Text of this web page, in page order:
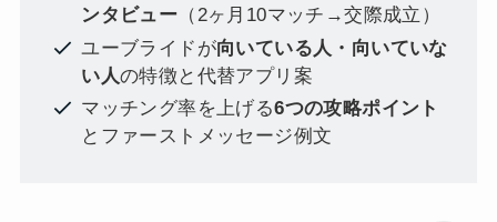
ンタビュー （2ヶ月10マッチ→交際成立）
ユーブライドが向いている人・向いていな
い人の特徴と代替アプリ案
マッチング率を上げる6つの攻略ポイント
とファーストメッセージ例文